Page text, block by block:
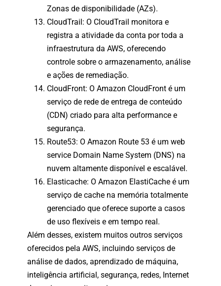
Zonas de disponibilidade (AZs).
CloudTrail: O CloudTrail monitora e
registra a atividade da conta por toda a
infraestrutura da AWS, oferecendo
controle sobre o armazenamento, análise
e ações de remediação.
CloudFront: O Amazon CloudFront é um
serviço de rede de entrega de conteúdo
(CDN) criado para alta performance e
segurança.
Route53: O Amazon Route 53 é um web
service Domain Name System (DNS) na
nuvem altamente disponível e escalável.
Elasticache: O Amazon ElastiCache é um
serviço de cache na memória totalmente
gerenciado que oferece suporte a casos
de uso flexíveis e em tempo real.
Além desses, existem muitos outros serviços
oferecidos pela AWS, incluindo serviços de
análise de dados, aprendizado de máquina,
inteligência artificial, segurança, redes, Internet